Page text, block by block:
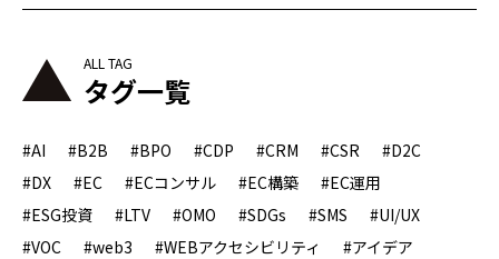
タグ一覧
#AI #B2B #BPO #CDP #CRM #CSR
#D2C
#DX
#EC #ECコンサル #EC構築
#EC運用
#ESG投資
#LTV #OMO #SDGs #SMS
#UI/UX
#VOC
#web3 #WEBアクセシビリティ
#アイデア